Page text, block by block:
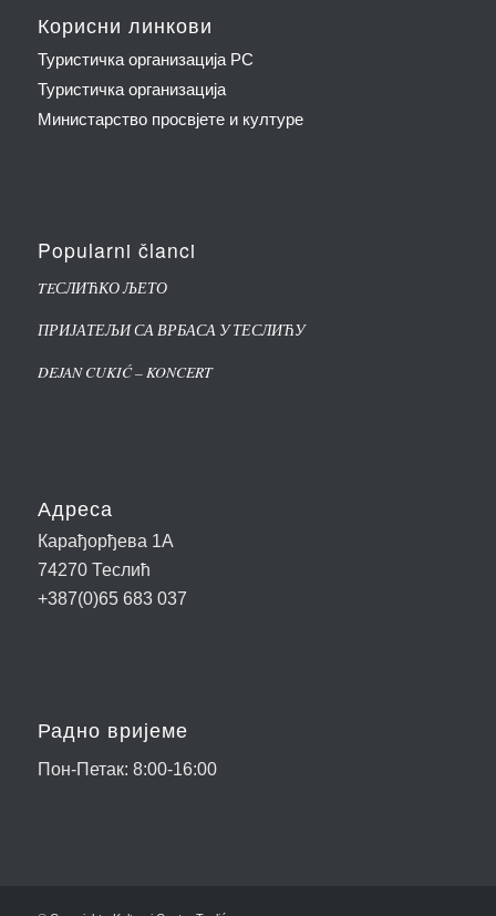
Корисни линкови
Туристичка организација РС
Туристичка организација
Министарство просвјете и културе
Popularni članci
TEСЛИЋКО ЉЕТО
ПРИЈАТЕЉИ СА ВРБАСА У ТЕСЛИЋУ
DEJAN CUKIĆ – KONCERT
Адреса
Карађорђева 1А
74270 Теслић
+387(0)65 683 037
Радно вријеме
Пон-Петак: 8:00-16:00